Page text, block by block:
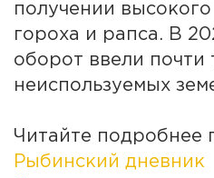
получении
гороха и рапса. В
оборот ввели почти
неиспользуемых
Читайте подробнее
Рыбинский дневник